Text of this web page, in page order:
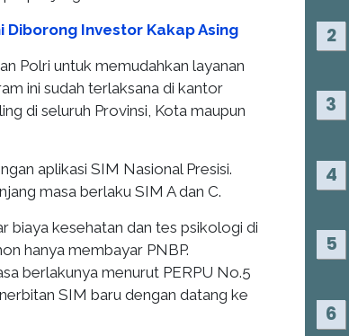
Diborong Investor Kakap Asing
Polri untuk memudahkan layanan
ini sudah terlaksana di kantor
di seluruh Provinsi, Kota maupun
aplikasi SIM Nasional Presisi.
masa berlaku SIM A dan C.
biaya kesehatan dan tes psikologi di
hanya membayar PNBP.
berlakunya menurut PERPU No.5
SIM baru dengan datang ke